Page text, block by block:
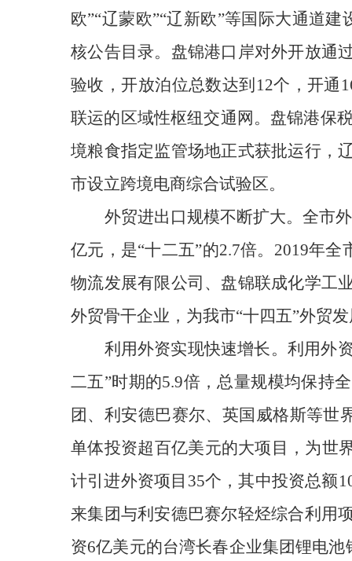
欧”“辽蒙欧”“辽新欧”等国际大通道建
核公告目录。盘锦港口岸对外开放通
验收，开放泊位总数达到12个，开通
联运的区域性枢纽交通网 。 盘锦港保
境粮食指定监管场地正式获批运行，
市设立跨境电商综合试验区。
外贸进出口规模不断扩大。全市
亿元，是“十二五”的2.7倍。 2019年全
物流发展有限公司、盘锦联成化学工
外贸骨干企业， 为我市“十四五”外贸
利用外资实现快速增长 。 利用外
二五”时期的5.9倍，总量规模均保持
团 、利安德巴赛尔、英国威格斯等世
单体投资超百亿美元的大项目，为世
计引进外资项目35个，其中投资总额
来集团与利安德巴赛尔轻烃综合利用
资6亿美元的台湾长春企业集团锂电